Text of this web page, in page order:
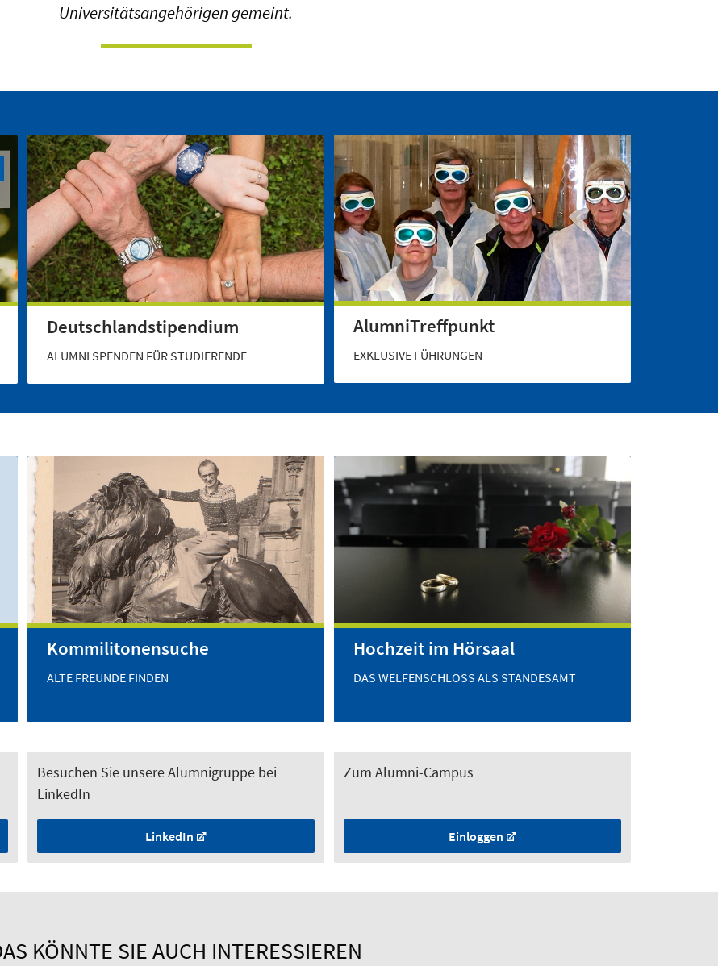
Universitätsangehörigen gemeint.
Deutschlandstipendium
ALUMNI SPENDEN FÜR STUDIERENDE
AlumniTreffpunkt
EXKLUSIVE FÜHRUNGEN
Kommilitonensuche
ALTE FREUNDE FINDEN
Hochzeit im Hörsaal
DAS WELFENSCHLOSS ALS STANDESAMT
Besuchen Sie unsere Alumnigruppe bei
LinkedIn
LinkedIn
Zum Alumni-Campus
Einloggen
KÖNNTE SIE AUCH INTERESSIEREN